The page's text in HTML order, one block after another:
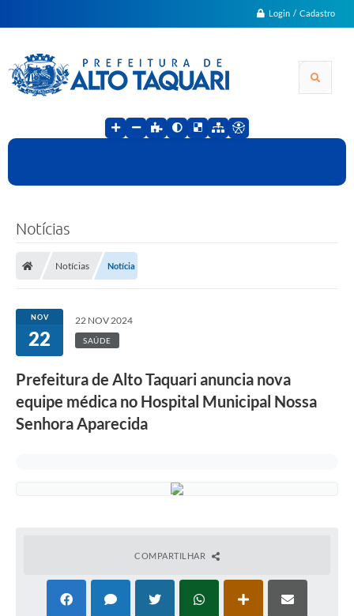
Login / Cadastro
Notícias
Notícias Notícia
NOV
22
22 NOV 2024
SAÚDE
Prefeitura de Alto Taquari anuncia nova
equipe médica no Hospital Municipal Nossa
Senhora Aparecida
COMPARTILHAR